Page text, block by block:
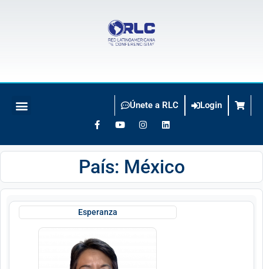
Únete a RLC Login
País: México
Esperanza